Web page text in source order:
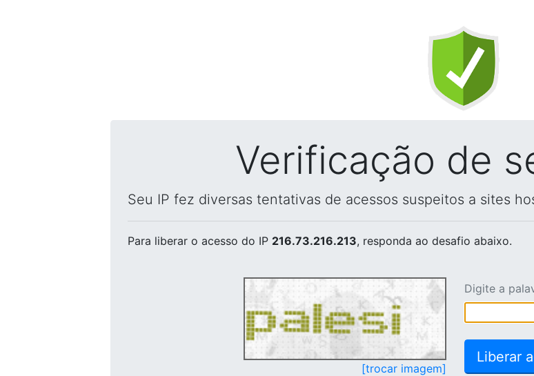
Verificação de
Seu IP fez diversas tentativas de acessos suspeitos a sites
Para liberar o acesso do IP 216.73.216.213, responda ao desafio abaixo.
[trocar imagem]
Digite a